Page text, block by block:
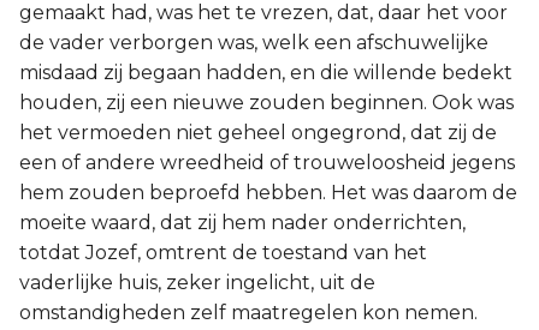
gemaakt had, was het te vrezen, dat, daar het voor
de vader verborgen was, welk een afschuwelijke
misdaad zij begaan hadden, en die willende bedekt
houden, zij een nieuwe zouden beginnen. Ook was
het vermoeden niet geheel ongegrond, dat zij de
een of andere wreedheid of trouweloosheid jegens
hem zouden beproefd hebben. Het was daarom de
moeite waard, dat zij hem nader onderrichten,
totdat Jozef, omtrent de toestand van het
vaderlijke huis, zeker ingelicht, uit de
omstandigheden zelf maatregelen kon nemen.